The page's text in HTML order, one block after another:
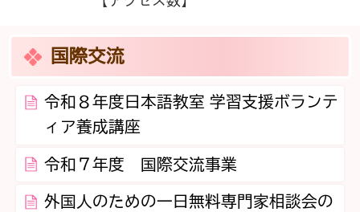
国際交流
令和８年度日本語教室 学習支援ボランテ
ィア養成講座
令和７年度 国際交流事業
外国人のための一日無料専門家相談会の